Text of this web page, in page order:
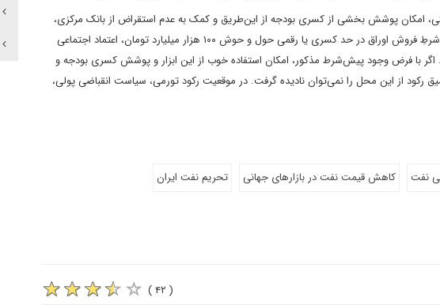
دولتی، امکان پوشش بخشی از کسری بودجه از این‌طریق و کمک به عدم استقراض از بانک مرکزی،
وجود دارد. ولی، این سیاست پیش‌شرط و تاثیر مهمی دارد. پیش‌شرط‌ِ فروش اوراق در حد کسری یا رقمی حول و حوش ۱۰۰ هزار میلیارد تومان، اعتماد اجتماعی
با فرض وجود پیش‌شرط مذکور، امکان استفاده خوب از این ابزار و پوشش کسری بودجه و
رکود از این محل را نمی‌توان نادیده گرفت. در موقعیت رکود تورمی، سیاست انقباضی پولی،
نفت کاهش قیمت نفت در بازارهای جهانی
تحریم نفت ایران
( ۴۲ )